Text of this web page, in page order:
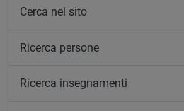
Cerca nel sito
Ricerca persone
Ricerca insegnamenti